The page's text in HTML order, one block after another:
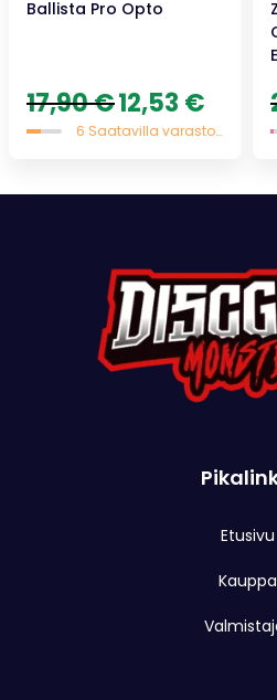
Ballista Pro Opto
17,90€ Alkuperäinen
hinta
oli:
12,53 € Nykyinen
on:
6 Saatavilla varastossa
Etusivu
Kauppa